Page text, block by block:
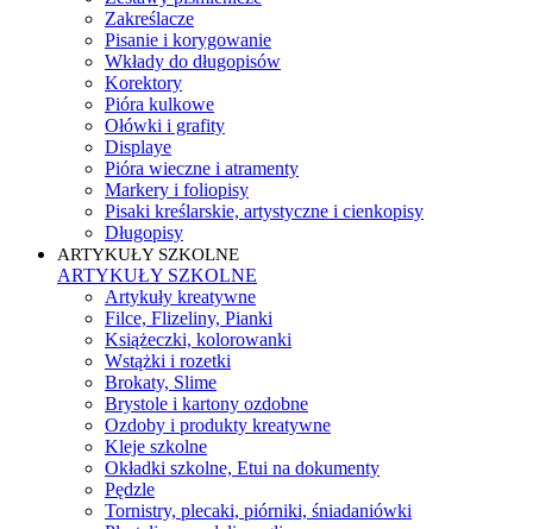
Zakreślacze
Pisanie i korygowanie
Wkłady do długopisów
Korektory
Pióra kulkowe
Ołówki i grafity
Displaye
Pióra wieczne i atramenty
Markery i foliopisy
Pisaki kreślarskie, artystyczne i cienkopisy
Długopisy
ARTYKUŁY SZKOLNE
ARTYKUŁY SZKOLNE
Artykuły kreatywne
Filce, Flizeliny, Pianki
Książeczki, kolorowanki
Wstążki i rozetki
Brokaty, Slime
Brystole i kartony ozdobne
Ozdoby i produkty kreatywne
Kleje szkolne
Okładki szkolne, Etui na dokumenty
Pędzle
Tornistry, plecaki, piórniki, śniadaniówki